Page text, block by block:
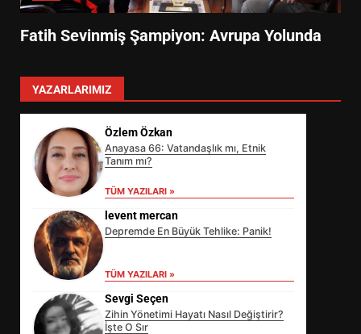
Fatih Sevinmiş Şampiyon: Avrupa Yolunda
YAZARLARIMIZ
Özlem Özkan
Anayasa 66: Vatandaşlık mı, Etnik
Tanım mı?
TÜM YAZILARI »
levent mercan
Depremde En Büyük Tehlike: Panik!
TÜM YAZILARI »
Sevgi Seçen
Zihin Yönetimi Hayatı Nasıl Değiştirir?
İşte O Sır